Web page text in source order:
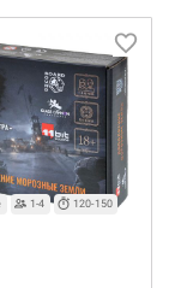
1-4
120-150